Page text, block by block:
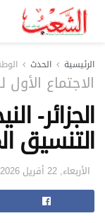
الرئيسية الحدث
الاجتماع الأول
الجزائر-
التنسيق
الأربعاء, 22 أفريل 2026